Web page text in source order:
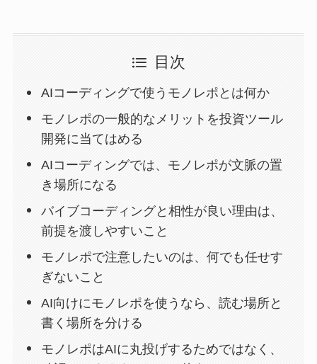
目次
AIコーディングで使うモノレポとは何か
モノレポの一般的なメリットを投資ツール
開発に当てはめる
AIコーディングでは、モノレポが文脈の置
き場所になる
バイブコーディングと相性が良い理由は、
前提を渡しやすいこと
モノレポで注意したいのは、何でも任せす
ぎないこと
AI向けにモノレポを使うなら、読む場所と
書く場所を分ける
モノレポはAIに丸投げするためではなく、